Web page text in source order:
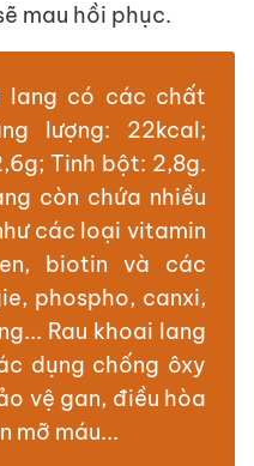
mau hồi phục.
lang có các chất
lượng: 22kcal;
Tinh bột: 2,8g.
còn chứa nhiều
các loại vitamin
biotin và các
phospho, canxi,
Rau khoai lang
dụng chống ôxy
vệ gan, điều hòa
mỡ máu...